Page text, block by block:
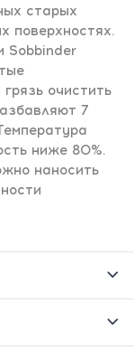
старых
поверхностях.
Sobbinder
очистить
7
ниже 80%.
наносить